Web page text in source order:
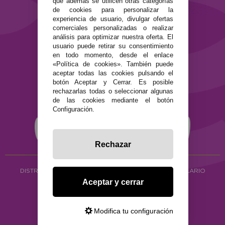
Términos y condiciones de uso
Política de privacidad
Política de cookies
DISTRIBUCIÓN ALIMENTACIÓN ECOLÓGICA Y HERBOLARIO
Copyright © 2026 ·www.ecocash.es
de cookies para personalizar la
experiencia de usuario, divulgar ofertas
comerciales personalizadas o realizar
análisis para optimizar nuestra oferta. El
usuario puede retirar su consentimiento
en todo momento, desde el enlace
«Política de cookies». También puede
aceptar todas las cookies pulsando el
botón Aceptar y Cerrar. Es posible
rechazarlas todas o seleccionar algunas
de las cookies mediante el botón
Configuración.
Rechazar
Aceptar y cerrar
Modifica tu configuración